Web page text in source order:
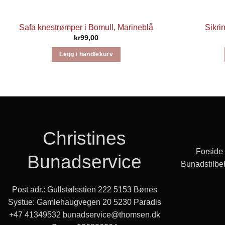
Safa knestrømper i Bomull, Marineblå
kr99,00
Legg i handlekurv
Christines
Bunadservice
Post adr.: Gullstølsstien 222 5153 Bønes
Systue: Gamlehaugvegen 20 5230 Paradis
+47 41349532 bunadservice@thomsen.dk
Forside